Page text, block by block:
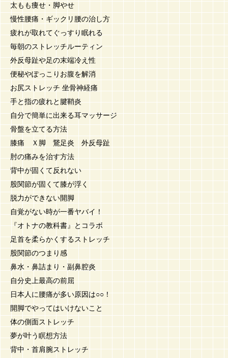
太もも痩せ・脚やせ
慢性腰痛・ギックリ腰の治し方
疲れが取れてぐっすり眠れる
毎朝のストレッチルーティン
外反母趾や足の末端冷え性
便秘やぽっこりお腹を解消
お尻ストレッチ 坐骨神経痛
手と指の疲れと腱鞘炎
自分で簡単に出来る耳マッサージ
骨盤を立てる方法
膝痛 Ｘ脚 鵞足炎 外反母趾
肘の痛みを治す方法
背中が固くて反れない
股関節が固くて膝が浮く
脱力ができない開脚
自覚がない時が一番ヤバイ！
『オトナの教科書』とコラボ
足首を柔らかくするストレッチ
股関節のつまり感
鼻水・鼻詰まり・副鼻腔炎
自分史上最高の前屈
日本人に腰痛が多い原因は○○！
開脚でやってはいけないこと
体の側面ストレッチ
夢が叶う瞑想方法
背中・首肩腕ストレッチ